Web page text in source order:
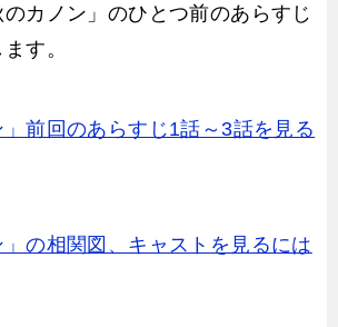
カノン」のひとつ前のあらすじ
す。
」前回のあらすじ1話～3話を見る
」の相関図、キャストを見るには